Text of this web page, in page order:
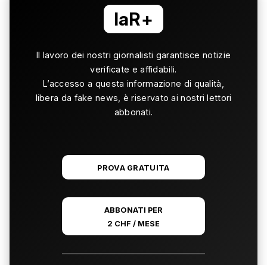
laR+
Il lavoro dei nostri giornalisti garantisce notizie
verificate e affidabili.
L’accesso a questa informazione di qualità,
libera da fake news, è riservato ai nostri lettori
abbonati.
PROVA GRATUITA
ABBONATI PER
2 CHF / MESE